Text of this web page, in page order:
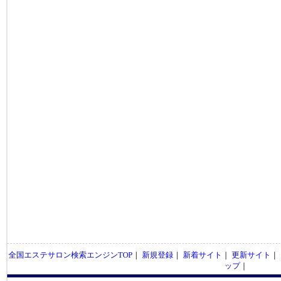
全国エステサロン検索エンジンTOP｜ 新規登録｜ 新着サイト ｜ 更新サイト ｜
ップ｜